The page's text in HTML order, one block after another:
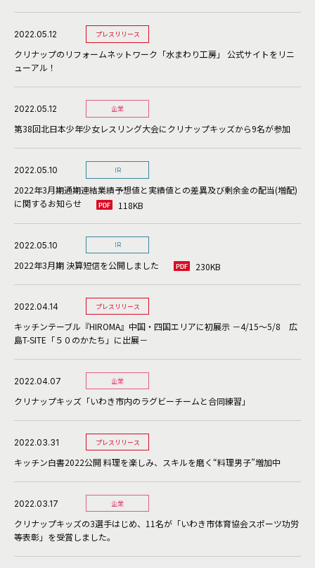
2022.05.12 プレスリリース
クリナップのリフォームネットワーク「水まわり工房」 公式サイトをリニ
ューアル！
2022.05.12 企業
第38回北日本少年少女レスリング大会にクリナップキッズから9名が参加
2022.05.10 IR
2022年3月期通期連結業績予想値と実績値との差異及び剰余金の配当(増配)
に関するお知らせ
118KB
2022.05.10 IR
2022年3月期 決算短信を公開しました 230KB
2022.04.14 プレスリリース
キッチンテーブル『HIROMA』中国・四国エリアに初展示 －4/15～5/8 広
島T-SITE「５０のかたち」に出展－
2022.04.07 企業
クリナップキッズ「いわき市内のラグビーチームと合同練習」
2022.03.31 プレスリリース
キッチン白書2022公開 料理を楽しみ、スキルを磨く“料理男子”増加中
2022.03.17 企業
クリナップキッズの3選手はじめ、11名が「いわき市体育協会スポーツ功労
等表彰」を受賞しました。